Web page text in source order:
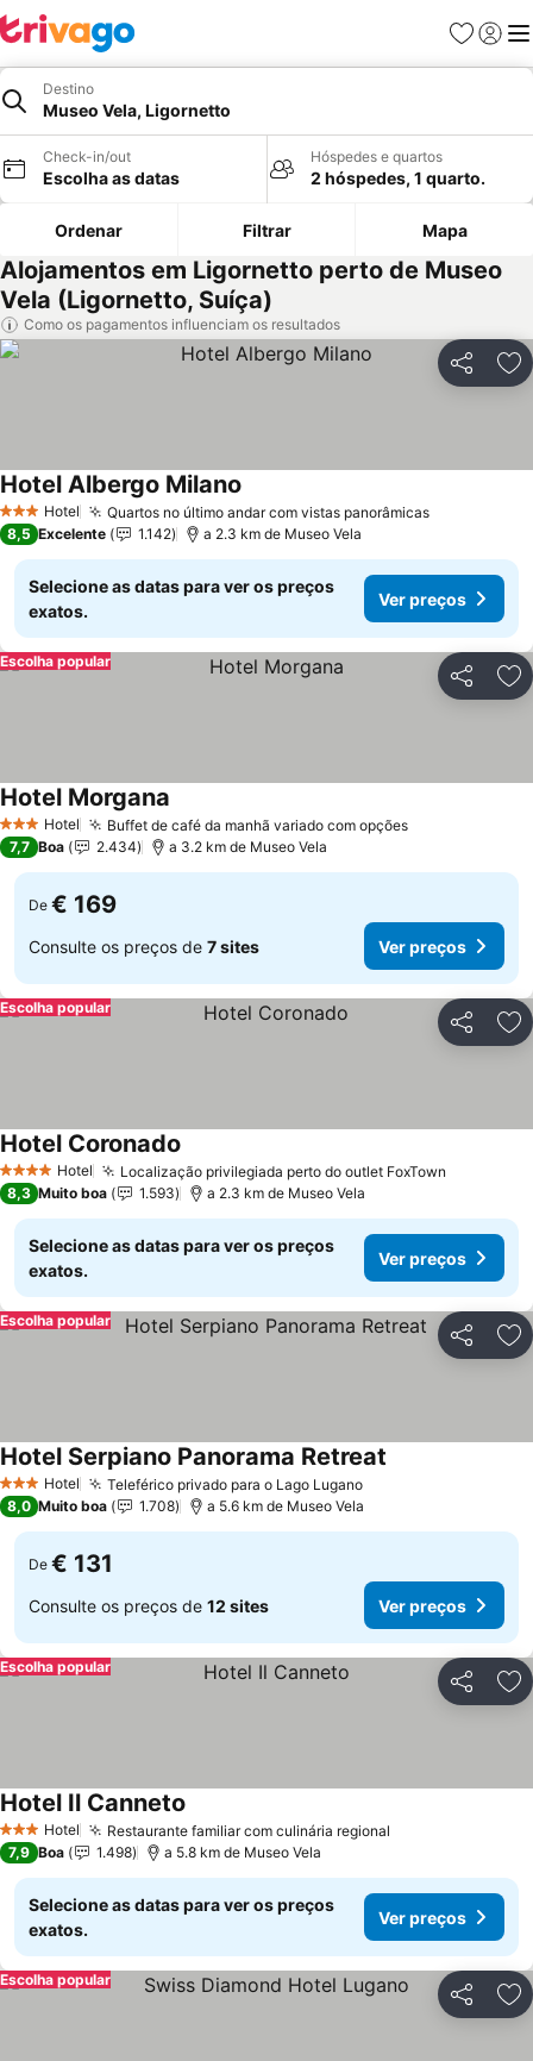
Favoritos
Iniciar
Destino
Museo Vela, Ligornetto
Check-in/out
Escolha as datas
Hóspedes e quartos
2 hóspedes, 1 quarto.
Ordenar Filtrar Mapa
Alojamentos em Ligornetto perto de Museo
Vela (Ligornetto, Suíça)
Como os pagamentos influenciam os resultados
Partilhar
3 EstrelasHotel Quartos no último andar com vistas panorâmicasVer preços
Hotel Albergo Milano
8,5 Excelente 1.142 a 2.3 km de Museo Vela
Selecione as datas para ver os preços
exatos.
Ver preços
Partilhar
Escolha popular
3 EstrelasHotel Buffet de café da manhã variado com opçõesVer preços
Hotel Morgana
7,7 Boa 2.434 a 3.2 km de Museo Vela
De € 169
Consulte os preços de 7 sites Ver preços
Partilhar
Escolha popular
4 EstrelasHotel Localização privilegiada perto do outlet FoxTown
Hotel Coronado
8,3 Muito boa 1.593 a 2.3 km de Museo Vela
Selecione as datas para ver os preços
exatos.
Ver preços
Partilhar
Escolha popular
3 EstrelasHotel Teleférico privado para o Lago LuganoVer preços
Hotel Serpiano Panorama Retreat
8,0 Muito boa 1.708 a 5.6 km de Museo Vela
De € 131
Consulte os preços de 12 sites Ver preços
Partilhar
Escolha popular
3 EstrelasHotel Restaurante familiar com culinária regional
Hotel Il Canneto
7,9 Boa 1.498 a 5.8 km de Museo Vela
Selecione as datas para ver os preços
exatos.
Ver preços
Partilhar
Escolha popular